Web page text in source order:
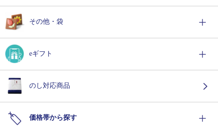
その他・袋
eギフト
のし対応商品
価格帯から探す